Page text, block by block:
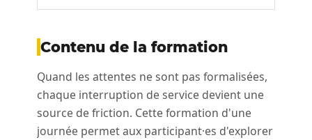
Contenu de la formation
Quand les attentes ne sont pas formalisées,
chaque interruption de service devient une
source de friction. Cette formation d'une
journée permet aux participant·es d'explorer